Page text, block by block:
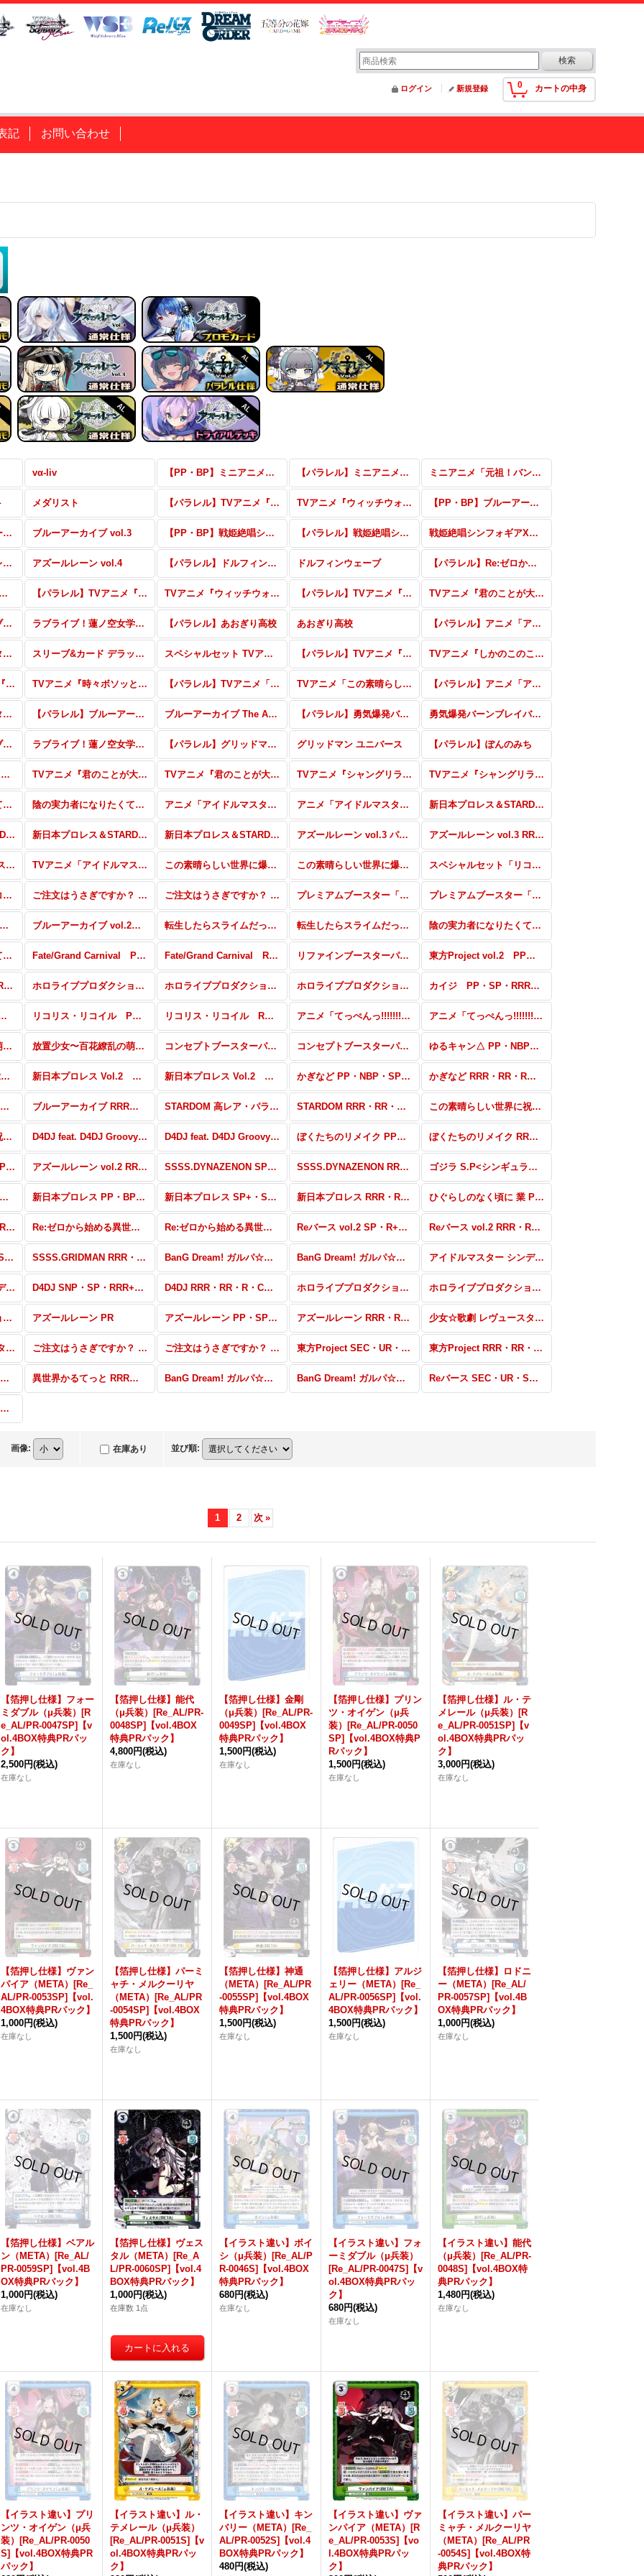
0 カートの中身
ログイン 新規登録
記 お問い合わせ
vα-liv 【PP・BP】ミニアニメ「元祖！バンドリちゃん」 【パラレル】ミニアニメ「元祖！バンドリちゃん」 ミニアニメ「元祖！バンドリちゃん」
メダリスト 【パラレル】TVアニメ『ウィッチウォッチ』 vol.2 TVアニメ『ウィッチウォッチ』 vol.2 【PP・BP】ブルーアーカイブ vol.3
【パラレル】ブルーアーカイブ vol.3 ブルーアーカイブ vol.3 【PP・BP】戦姫絶唱シンフォギアXD UNLIMITED 【パラレル】戦姫絶唱シンフォギアXD UNLIMITED 戦姫絶唱シンフォギアXD UNLIMITED
【パラレル】アズールレーン vol.4 アズールレーン vol.4 【パラレル】ドルフィンウェーブ ドルフィンウェーブ 【パラレル】Re:ゼロから始める異世界生活 vol.2
始める異世界生活 vol.2 【パラレル】TVアニメ『ウィッチウォッチ』 TVアニメ『ウィッチウォッチ』 【パラレル】TVアニメ『君のことが大大大大大好きな100人の彼女』vol.2 TVアニメ『君のことが大大大大大好きな100人の彼女』vol.2
【パラレル】ラブライブ！蓮ノ空女学院スクールアイドルクラブ vol.2 ラブライブ！蓮ノ空女学院スクールアイドルクラブ vol.2 【パラレル】あおぎり高校 あおぎり高校 【パラレル】アニメ「アイドルマスター シャイニーカラーズ2nd season」
アニメ「アイドルマスター シャイニーカラーズ2nd season」 スリーブ&カード デラックスセット ラブライブ！蓮ノ空女学院スクールアイドルクラブ スペシャルセット TVアニメ『シャングリラ・フロンティア』 【パラレル】TVアニメ『しかのこのこのここしたんたん』 TVアニメ『しかのこのこのここしたんたん』
【パラレル】TVアニメ『時々ボソッとロシア語でデレる隣のアーリャさん』 TVアニメ『時々ボソッとロシア語でデレる隣のアーリャさん』 【パラレル】TVアニメ「この素晴らしい世界に祝福を！3」 TVアニメ「この素晴らしい世界に祝福を！3」 【パラレル】アニメ「アイドルマスター シャイニーカラーズ」
アニメ「アイドルマスター シャイニーカラーズ」 【パラレル】ブルーアーカイブ The Animation ブルーアーカイブ The Animation 【パラレル】勇気爆発バーンブレイバーン 勇気爆発バーンブレイバーン
【パラレル】ラブライブ！蓮ノ空女学院スクールアイドルクラブ ラブライブ！蓮ノ空女学院スクールアイドルクラブ 【パラレル】グリッドマン ユニバース グリッドマン ユニバース 【パラレル】ぽんのみち
ぽんのみち RRR・RR・R・C・Re TVアニメ『君のことが大大大大大好きな100人の彼女』パラレル TVアニメ『君のことが大大大大大好きな100人の彼女』RRR・RR・R・C・Re TVアニメ『シャングリラ・フロンティア』パラレル TVアニメ『シャングリラ・フロンティア』RRR・RR・R・C・Re
陰の実力者になりたくて！ vol.2 パラレル 陰の実力者になりたくて！ vol.2 RRR・RR・R・C・Re アニメ「アイドルマスター ミリオンライブ！」パラレル アニメ「アイドルマスター ミリオンライブ！」 RRR・RR・R・C・Re 新日本プロレス＆STARDOM パラレル(スターダム)
新日本プロレス＆STARDOM RRR・RR・R・C・Re(スターダム) 新日本プロレス＆STARDOM パラレル(新日本プロレス) 新日本プロレス＆STARDOM RRR・RR・R・C・Re(新日本プロレス) アズールレーン vol.3 パラレル アズールレーン vol.3 RRR・RR・R・C・Re
TVアニメ「アイドルマスター シンデレラガールズ U149」パラレル TVアニメ「アイドルマスター シンデレラガールズ U149」RRR・RR・R・C・Re この素晴らしい世界に爆焔を！ パラレル この素晴らしい世界に爆焔を！ RRR・RR・R・C・Re スペシャルセット「リコリス・リコイル」パラレル・PR
スペシャルセット「リコリス・リコイル」 ご注文はうさぎですか？ BLOOM vol.2 パラレル ご注文はうさぎですか？ BLOOM vol.2 RRR以下 プレミアムブースター「新日本プロレス＆STARDOM」 SSP・PBR+・PBP+ プレミアムブースター「新日本プロレス＆STARDOM」 PBR・PBP
ブルーアーカイブ vol.2 PP・NBP・SP・RRR+・RR+・C+・Re+ ブルーアーカイブ vol.2 RRR・RR・R・C・Re 転生したらスライムだった件 転スラ日記 PP・NBP・SP・Gre+・RRR+・RR+・R+・C+・Re+ 転生したらスライムだった件 転スラ日記 SDR・GRe・RRR・RR・R・C・Re 陰の実力者になりたくて！ PP・SP・GRe・RRR+・RR+・R+・C+・Re+
陰の実力者になりたくて！ SDR・GRe・RRR・RR・R・C・Re Fate/Grand Carnival PP・SP・RRR+・RR+・R+・C+・Re+ Fate/Grand Carnival RRR・RR・R・C・Re リファインブースターパック 東方Project PP・SP・RRR+・RR+・R+・C+・Re+・Re 東方Project vol.2 PP・SP・RRR+・RR+・R+・C+・Re+
東方Project vol.2 RRR・RR・R・C・Re ホロライブプロダクション Vol.2 SNP・PP・SP・RRR+・RR+・R+・C+・Re+ ホロライブプロダクション Vol.2 RRR・RR・R・C・Re ホロライブプロダクション Vol.2 パートナー カイジ PP・SP・RRR+・RR+・R+・C+・Re+・PR
RR・R・C・Re リコリス・リコイル PP・NBP・SP・RRR+・RR+・R+・C+・Re+・PR リコリス・リコイル RRR・RR・R・C・Re アニメ「てっぺんっ!!!!!!!!!!!!!!!」 PP・NBP・SP・RRR+・RR+・R+・C+・Re+・PR アニメ「てっぺんっ!!!!!!!!!!!!!!!」 RRR・RR・R・C・Re
放置少女〜百花繚乱の萌姫たち〜 SNP・PP・SP・RRR+・RR+・R+・C+・Re+・PR 放置少女〜百花繚乱の萌姫たち〜 RRR・RR・R・C・Re コンセプトブースターパック「BanG Dream! ガルパ☆ピコ ふぃーばー！」 UR・SP・CP コンセプトブースターパック「BanG Dream! ガルパ☆ピコ ふぃーばー！」 SS・S ゆるキャン△ PP・NBP・SP・RRR+・RR+・C+・Re+
ゆるキャン△ RRR・RR・R・C・Re 新日本プロレス Vol.2 高レア・パラレル 新日本プロレス Vol.2 RRR・RR・R・C・Re かぎなど PP・NBP・SP・RRR+・RR+・C+・Re+ かぎなど RRR・RR・R・C・Re
ブルーアーカイブ PP・NBP・SP・RRR+・RR+・C+・Re+ ブルーアーカイブ RRR・RR・R・C・Re STARDOM 高レア・パラレル STARDOM RRR・RR・R・C・Re この素晴らしい世界に祝福を！ 高レア・パラレル
この素晴らしい世界に祝福を！ RRR・RR・R・C・Re D4DJ feat. D4DJ Groovy Mix+Edition PP・SP・RRR+・RR+・R+・C+・Re+ D4DJ feat. D4DJ Groovy Mix+Edition RRR・RR・R・C・Re ぼくたちのリメイク PP・SP・RRR+・RR+・R+・C+・Re+ ぼくたちのリメイク RRR・RR・R・C・Re
アズールレーン vol.2 PP・NBP・SP・RRR+・RR+・R+・C+・Re+ アズールレーン vol.2 RRR・RR・R・C・Re SSSS.DYNAZENON SP・R+・C+・ReR+・ReC+ SSSS.DYNAZENON RRR・RR・R・C・Re ゴジラ S.P<シンギュラポイント> SPR・RRR+・RR+・R+・C+・Re+
ゴジラ S.P<シンギュラポイント> RRR・RR・R・C・Re 新日本プロレス PP・BP+・BP・PR 新日本プロレス SP+・SP・RR+・R+・C+・Re+ 新日本プロレス RRR・RR・R・C・Re ひぐらしのなく頃に 業 PP・ReSP・SP・BP+・BP・RRR+・RR+・R+・C+・Re+
ひぐらしのなく頃に 業 RRR・RR・R・C・ReR・ReC Re:ゼロから始める異世界生活 SP・R+・C+・ReR+・ReC+ Re:ゼロから始める異世界生活 RRR・RR・R・C・ReR・ReC Reバース vol.2 SP・R+・C+・ReR+・ReC+ Reバース vol.2 RRR・RR・R・C・ReR・ReC
SSSS.GRIDMAN PP・SP・RRR+・RR+・R+・C+・Re+・PR SSSS.GRIDMAN RRR・RR・R・C・Re BanG Dream! ガルパ☆ピコ 〜大盛り〜 SP・NBP・PR・RRR＋・RR＋・R＋・C＋・Re＋ BanG Dream! ガルパ☆ピコ 〜大盛り〜 RRR・RR・R・C・Re アイドルマスター シンデレラガールズ劇場 SP・IR・C+・Re+・P
アイドルマスター シンデレラガールズ劇場 HR・RR・R・C・ReR・ReC D4DJ SNP・SP・RRR+・R+・C+・ReR+・ReC+ D4DJ RRR・RR・R・C・ReR・ReC ホロライブプロダクション SP・SNP ホロライブプロダクション R+・C+・ReR+・ReC+・BP
ホロライブプロダクション RRR・RR・R・C・ReR・ReC アズールレーン PR アズールレーン PP・SP・RRR+・RR+・R+・C+・ReR+・ReC+ アズールレーン RRR・RR・R・C・ReR・ReC 少女☆歌劇 レヴュースタァライト -Re LIVE- SP・R+・C+・ReR+・ReC+
少女☆歌劇 レヴュースタァライト -Re LIVE- RRR・RR・R・C・ReR・ReC ご注文はうさぎですか？ BLOOM PP・SP・RRR+・RR+・R+・C+・ReR+・ReC+ ご注文はうさぎですか？ BLOOM RRR・RR・R・C・ReR・ReC 東方Project SEC・UR・SP・SR+・SR 東方Project RRR・RR・R・C・ReR・ReC
異世界かるてっと UR・SP+・SR+・SR 異世界かるてっと RRR・RR・R・C・ReR・ReC BanG Dream! ガルパ☆ピコ SEC・UR・SP+・SP・SR+・SR BanG Dream! ガルパ☆ピコ RRR・RR・R・C・ReR・ReC Reバース SEC・UR・SP+・SR+・SR
Reバース RRR・RR・R・C・ReR・ReC
画像: 在庫あり 並び順:
1 2 次 »
【箔押し仕様】フォー
ミダブル（μ兵装）[R
e_AL/PR-0047SP]【v
ol.4BOX特典PRパッ
ク】
2,500円(税込)
在庫なし
【箔押し仕様】能代
（μ兵装）[Re_AL/PR-
0048SP]【vol.4BOX
特典PRパック】
4,800円(税込)
在庫なし
【箔押し仕様】金剛
（μ兵装）[Re_AL/PR-
0049SP]【vol.4BOX
特典PRパック】
1,500円(税込)
在庫なし
【箔押し仕様】プリン
ツ・オイゲン（μ兵
装）[Re_AL/PR-0050
SP]【vol.4BOX特典P
Rパック】
1,500円(税込)
在庫なし
【箔押し仕様】ル・テ
メレール（μ兵装）[R
e_AL/PR-0051SP]【v
ol.4BOX特典PRパッ
ク】
3,000円(税込)
在庫なし
【箔押し仕様】ヴァン
パイア（META）[Re_
AL/PR-0053SP]【vol.
4BOX特典PRパック】
1,000円(税込)
在庫なし
【箔押し仕様】パーミ
ャチ・メルクーリヤ
（META）[Re_AL/PR
-0054SP]【vol.4BOX
特典PRパック】
1,500円(税込)
在庫なし
【箔押し仕様】神通
（META）[Re_AL/PR
-0055SP]【vol.4BOX
特典PRパック】
1,500円(税込)
在庫なし
【箔押し仕様】アルジ
ェリー（META）[Re_
AL/PR-0056SP]【vol.
4BOX特典PRパック】
1,500円(税込)
在庫なし
【箔押し仕様】ロドニ
ー（META）[Re_AL/
PR-0057SP]【vol.4B
OX特典PRパック】
1,000円(税込)
在庫なし
【箔押し仕様】ベアル
ン（META）[Re_AL/
PR-0059SP]【vol.4B
OX特典PRパック】
1,000円(税込)
在庫なし
【箔押し仕様】ヴェス
タル（META）[Re_A
L/PR-0060SP]【vol.4
BOX特典PRパック】
1,000円(税込)
在庫数 1点
【イラスト違い】ボイ
シ（μ兵装）[Re_AL/P
R-0046S]【vol.4BOX
特典PRパック】
680円(税込)
在庫なし
【イラスト違い】フォ
ーミダブル（μ兵装）
[Re_AL/PR-0047S]【v
ol.4BOX特典PRパッ
ク】
680円(税込)
在庫なし
【イラスト違い】能代
（μ兵装）[Re_AL/PR-
0048S]【vol.4BOX特
典PRパック】
1,480円(税込)
在庫なし
【イラスト違い】プリ
ンツ・オイゲン（μ兵
装）[Re_AL/PR-0050
S]【vol.4BOX特典PR
パック】
【イラスト違い】ル・
テメレール（μ兵装）
[Re_AL/PR-0051S]【v
ol.4BOX特典PRパッ
ク】
【イラスト違い】キン
バリー（META）[Re_
AL/PR-0052S]【vol.4
BOX特典PRパック】
480円(税込)
【イラスト違い】ヴァ
ンパイア（META）[R
e_AL/PR-0053S]【vo
l.4BOX特典PRパッ
ク】
【イラスト違い】パー
ミャチ・メルクーリヤ
（META）[Re_AL/PR
-0054S]【vol.4BOX特
典PRパック】